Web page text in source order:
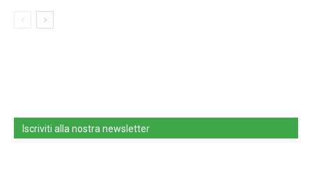
Iscriviti alla nostra newsletter